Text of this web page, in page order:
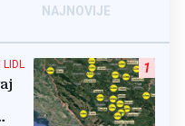
NAJNOVIJE
1
LIDL